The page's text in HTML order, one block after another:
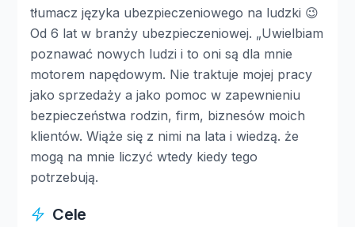
tłumacz języka ubezpieczeniowego na ludzki 😉
Od 6 lat w branży ubezpieczeniowej. „Uwielbiam
poznawać nowych ludzi i to oni są dla mnie
motorem napędowym. Nie traktuje mojej pracy
jako sprzedaży a jako pomoc w zapewnieniu
bezpieczeństwa rodzin, firm, biznesów moich
klientów. Wiąże się z nimi na lata i wiedzą. że
mogą na mnie liczyć wtedy kiedy tego
potrzebują.
Cele